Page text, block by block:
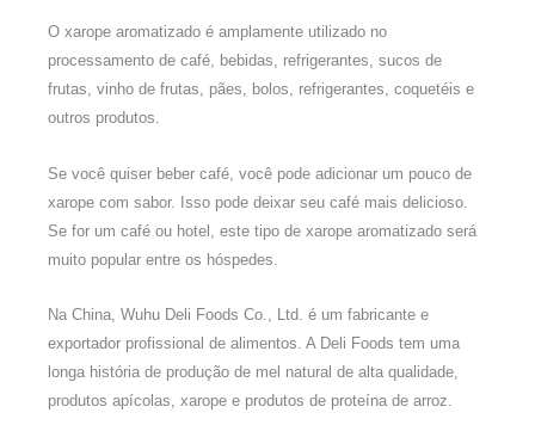
O xarope aromatizado é amplamente utilizado no
processamento de café, bebidas, refrigerantes, sucos de
frutas, vinho de frutas, pães, bolos, refrigerantes, coquetéis e
outros produtos.
Se você quiser beber café, você pode adicionar um pouco de
xarope com sabor. Isso pode deixar seu café mais delicioso.
Se for um café ou hotel, este tipo de xarope aromatizado será
muito popular entre os hóspedes.
Na China, Wuhu Deli Foods Co., Ltd. é um fabricante e
exportador profissional de alimentos. A Deli Foods tem uma
longa história de produção de mel natural de alta qualidade,
produtos apícolas, xarope e produtos de proteína de arroz.